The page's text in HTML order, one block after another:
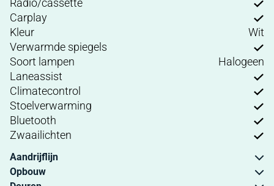
Radio/cassette
Carplay
Kleur
Wit
Verwarmde spiegels
Soort lampen
Halogeen
Laneassist
Climatecontrol
Stoelverwarming
Bluetooth
Zwaailichten
Aandrijflijn
Opbouw